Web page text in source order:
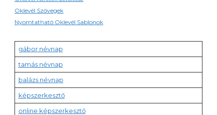
Oklevél Szövegek
Nyomtatható Oklevél Sablonok
gábor névnap
tamás névnap
balázs névnap
képszerkesztő
online képszerkesztő